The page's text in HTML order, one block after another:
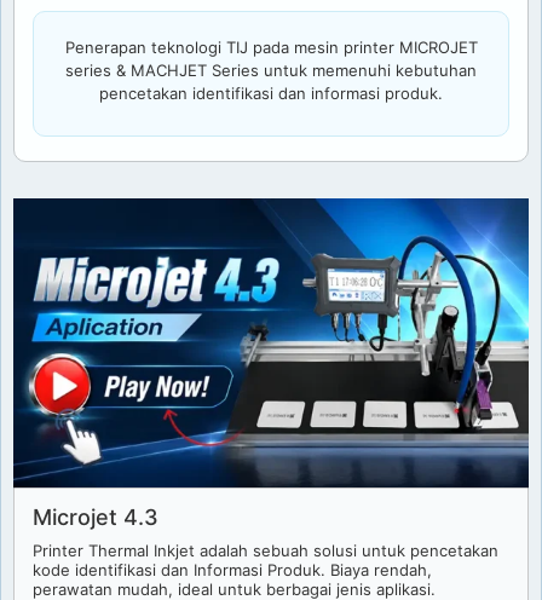
Penerapan teknologi TIJ pada mesin printer MICROJET
series & MACHJET Series untuk memenuhi kebutuhan
pencetakan identifikasi dan informasi produk.
Microjet 4.3
Printer Thermal Inkjet adalah sebuah solusi untuk pencetakan
kode identifikasi dan Informasi Produk. Biaya rendah,
perawatan mudah, ideal untuk berbagai jenis aplikasi.